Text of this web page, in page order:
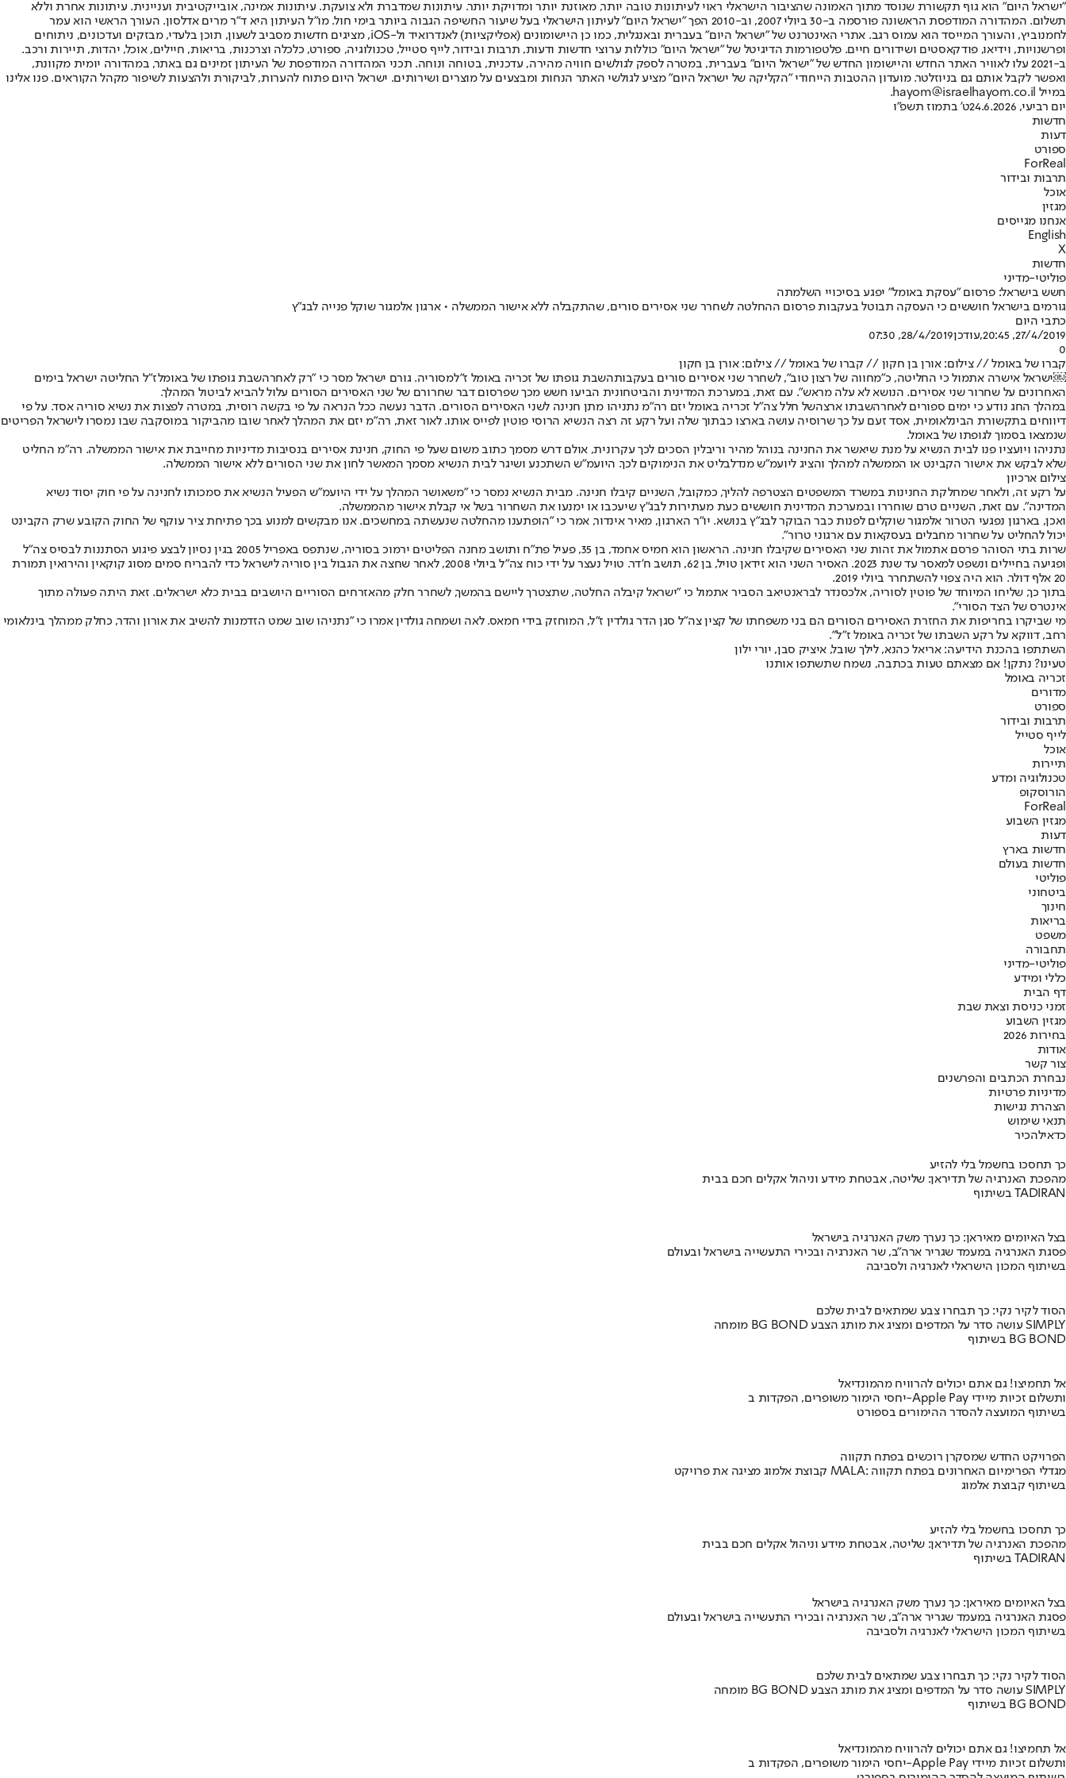
"ישראל היום" הוא גוף תקשורת שנוסד מתוך האמונה שהציבור הישראלי ראוי לעיתונות טובה יותר, מאוזנת יותר ומדויקת יותר. עיתונות שמדברת ולא צועקת. עיתונות אמינה, אובייקטיבית ועניינית. עיתונות אחרת וללא
תשלום. המהדורה המודפסת הראשונה פורסמה ב-30 ביולי 2007, וב-2010 הפך "ישראל היום" לעיתון הישראלי בעל שיעור החשיפה הגבוה ביותר בימי חול. מו"ל העיתון היא ד"ר מרים אדלסון. העורך הראשי הוא עמר
לחמנוביץ, והעורך המייסד הוא עמוס רגב. אתרי האינטרנט של "ישראל היום" בעברית ובאנגלית, כמו כן היישומונים (אפליקציות) לאנדרואיד ול-iOS, מציגים חדשות מסביב לשעון, תוכן בלעדי, מבזקים ועדכונים, ניתוחים
ופרשנויות, וידיאו, פודקאסטים ושידורים חיים. פלטפורמות הדיגיטל של "ישראל היום" כוללות ערוצי חדשות ודעות, תרבות ובידור, לייף סטייל, טכנולוגיה, ספורט, כלכלה וצרכנות, בריאות, חיילים, אוכל, יהדות, תיירות ורכב.
ב-2021 עלו לאוויר האתר החדש והיישומון החדש של "ישראל היום" בעברית, במטרה לספק לגולשים חוויה מהירה, עדכנית, בטוחה ונוחה. תכני המהדורה המודפסת של העיתון זמינים גם באתר, במהדורה יומית מקוונת,
ואפשר לקבל אותם גם בניוזלטר. מועדון ההטבות הייחודי "הקליקה של ישראל היום" מציע לגולשי האתר הנחות ומבצעים על מוצרים ושירותים. ישראל היום פתוח להערות, לביקורת ולהצעות לשיפור מקהל הקוראים. פנו אלינו
במייל hayom@israelhayom.co.il.
יום רביעי, 24.6.2026
ט' בתמוז תשפ"ו
חדשות
דעות
ספורט
ForReal
תרבות ובידור
אוכל
מגזין
אנחנו מגייסים
English
X
חדשות
פוליטי-מדיני
חשש בישראל: פרסום "עסקת באומל" יפגע בסיכויי השלמתה
גורמים בישראל חוששים כי העסקה תבוטל בעקבות פרסום ההחלטה לשחרר שני אסירים סורים, שהתקבלה ללא אישור הממשלה • ארגון אלמגור שוקל פנייה לבג"ץ
כתבי היום
27/4/2019, 20:45
,עודכן28/4/2019, 07:30
0
קברו של באומל // צילום: אורן בן חקון // קברו של באומל // צילום: אורן בן חקון
￼ישראל אישרה אתמול כי החליטה, כ"מחווה של רצון טוב", לשחרר שני אסירים סורים בעקבותהשבת גופתו של זכריה באומל ז"למסוריה. גורם ישראל מסר כי "רק לאחרהשבת גופתו של באומלז"ל החליטה ישראל בימים
האחרונים על שחרור שני אסירים. הנושא לא עלה מראש". עם זאת, במערכת המדינית והביטחונית הביעו חשש מכך שפרסום דבר שחרורם של שני האסירים הסורים עלול להביא לביטול המהלך.
במהלך החג נודע כי ימים ספורים לאחרהשבתו ארצהשל חלל צה"ל זכריה באומל יזם רה"מ נתניהו מתן חנינה לשני האסירים הסורים. הדבר נעשה ככל הנראה על פי בקשה רוסית, במטרה לפצות את נשיא סוריה אסד. על פי
דיווחים בתקשורת הבינלאומית, אסד זעם על כך שרוסיה עושה בארצו כבתוך שלה ועל רקע זה רצה הנשיא הרוסי פוטין לפייס אותו. לאור זאת, רה"מ יזם את המהלך לאחר שובו מהביקור במוסקבה שבו נמסרו לישראל הפריטים
שנמצאו בסמוך לגופתו של באומל.
נתניהו ויועציו פנו לבית הנשיא על מנת שיאשר את החנינה בנוהל מהיר וריבלין הסכים לכך עקרונית, אולם דרש מסמך כתוב משום שעל פי החוק, חנינת אסירים בנסיבות מדיניות מחייבת את אישור הממשלה. רה"מ החליט
שלא לבקש את אישור הקבינט או הממשלה למהלך והציג ליועמ"ש מנדלבליט את הנימוקים לכך. היועמ"ש השתכנע ושיגר לבית הנשיא מסמך המאשר לחון את שני הסורים ללא אישור הממשלה.
צילום ארכיון
על רקע זה, ולאחר שמחלקת החנינות במשרד המשפטים הצטרפה להליך, כמקובל, השניים קיבלו חנינה. מבית הנשיא נמסר כי "משאושר המהלך על ידי היועמ"ש הפעיל הנשיא את סמכותו לחנינה על פי חוק יסוד נשיא
המדינה". עם זאת, השניים טרם שוחררו ובמערכת המדינית חוששים כעת מעתירות לבג"ץ שיעכבו או ימנעו את השחרור בשל אי קבלת אישור מהממשלה.
ואכן, בארגון נפגעי הטרור אלמגור שוקלים לפנות כבר הבוקר לבג"ץ בנושא. יו"ר הארגון, מאיר אינדור, אמר כי "הופתענו מהחלטה שנעשתה במחשכים. אנו מבקשים למנוע בכך פתיחת ציר עוקף של החוק הקובע שרק הקבינט
יכול להחליט על שחרור מחבלים בעסקאות עם ארגוני טרור".
שרות בתי הסוהר פרסם אתמול את זהות שני האסירים שקיבלו חנינה. הראשון הוא חמיס אחמד, בן 35, פעיל פת"ח ותושב מחנה הפליטים ירמוכ בסוריה, שנתפס באפריל 2005 בגין נסיון לבצע פיגוע הסתננות לבסיס צה"ל
ופגיעה בחיילים ונשפט למאסר עד שנת 2023. האסיר השני הוא זידאן טויל, בן 62, תושב ח'דר. טויל נעצר על ידי כוח צה"ל ביולי 2008, לאחר שחצה את הגבול בין סוריה לישראל כדי להבריח סמים מסוג קוקאין והירואין תמורת
20 אלף דולר. הוא היה צפוי להשתחרר ביולי 2019.
בתוך כך, שליחו המיוחד של פוטין לסוריה, אלכסנדר לבראנטיאב הסביר אתמול כי "ישראל קיבלה החלטה, שתצטרך ליישם בהמשך, לשחרר חלק מהאזרחים הסוריים היושבים בבית כלא ישראלים. זאת היתה פעולה מתוך
אינטרס של הצד הסורי".
מי שביקרו בחריפות את החזרת האסירים הסורים הם בני משפחתו של קצין צה"ל סגן הדר גולדין ז"ל, המוחזק בידי חמאס. לאה ושמחה גולדין אמרו כי "נתניהו שוב שמט הזדמנות להשיב את אורון והדר, כחלק ממהלך בינלאומי
רחב, דווקא על רקע השבתו של זכריה באומל ז"ל".
השתתפו בהכנת הידיעה: אריאל כהנא, לילך שובל, איציק סבן, יורי ילון
טעינו? נתקן! אם מצאתם טעות בכתבה, נשמח שתשתפו אותנו
זכריה באומל
מדורים
ספורט
תרבות ובידור
לייף סטייל
אוכל
תיירות
טכנולוגיה ומדע
הורוסקופ
ForReal
מגזין השבוע
דעות
חדשות בארץ
חדשות בעולם
פוליטי
ביטחוני
חינוך
בריאות
משפט
תחבורה
פוליטי-מדיני
כללי ומידע
דף הבית
זמני כניסת וצאת שבת
מגזין השבוע
בחירות 2026
אודות
צור קשר
נבחרת הכתבים והפרשנים
מדיניות פרטיות
הצהרת נגישות
תנאי שימוש
כדאילהכיר
כך תחסכו בחשמל בלי להזיע
מהפכת האנרגיה של תדיראן: שליטה, אבטחת מידע וניהול אקלים חכם בבית
בשיתוף TADIRAN
בצל האיומים מאיראן: כך נערך משק האנרגיה בישראל
פסגת האנרגיה במעמד שגריר ארה"ב, שר האנרגיה ובכירי התעשייה בישראל ובעולם
בשיתוף המכון הישראלי לאנרגיה ולסביבה
הסוד לקיר נקי: כך תבחרו צבע שמתאים לבית שלכם
מומחה BG BOND עושה סדר על המדפים ומציג את מותג הצבע SIMPLY
בשיתוף BG BOND
אל תחמיצו! גם אתם יכולים להרוויח מהמונדיאל
יחסי הימור משופרים, הפקדות ב-Apple Pay ותשלום זכיות מיידי
בשיתוף המועצה להסדר ההימורים בספורט
הפרויקט החדש שמסקרן רוכשים בפתח תקווה
קבוצת אלמוג מציגה את פרויקט MALA: מגדלי הפרימיום האחרונים בפתח תקווה
בשיתוף קבוצת אלמוג
כך תחסכו בחשמל בלי להזיע
מהפכת האנרגיה של תדיראן: שליטה, אבטחת מידע וניהול אקלים חכם בבית
בשיתוף TADIRAN
בצל האיומים מאיראן: כך נערך משק האנרגיה בישראל
פסגת האנרגיה במעמד שגריר ארה"ב, שר האנרגיה ובכירי התעשייה בישראל ובעולם
בשיתוף המכון הישראלי לאנרגיה ולסביבה
הסוד לקיר נקי: כך תבחרו צבע שמתאים לבית שלכם
מומחה BG BOND עושה סדר על המדפים ומציג את מותג הצבע SIMPLY
בשיתוף BG BOND
אל תחמיצו! גם אתם יכולים להרוויח מהמונדיאל
יחסי הימור משופרים, הפקדות ב-Apple Pay ותשלום זכיות מיידי